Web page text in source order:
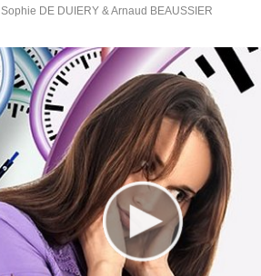
Sophie DE DUIERY & Arnaud BEAUSSIER